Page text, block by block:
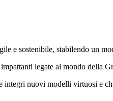
e sostenibile, stabilendo un
legate al mondo
nuovi modelli virtuosi e